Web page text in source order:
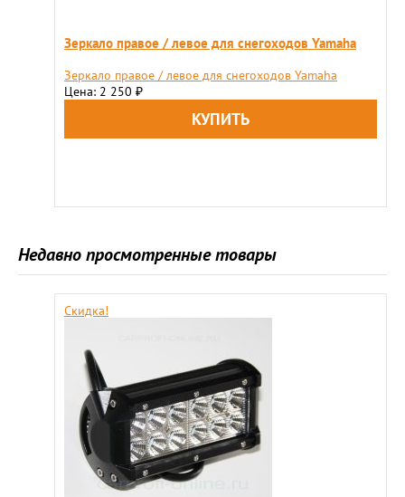
Зеркало правое / левое для снегоходов Yamaha
Зеркало правое / левое для снегоходов Yamaha
Цена: 2 250 ₽
Недавно просмотренные товары
Скидка!